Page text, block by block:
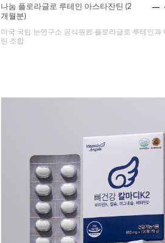
나눔 플로라글로 루테인 아스타잔틴 (2
개월분)
미국 국립 눈연구소 공식원료 플로라글로 루테인과
틴 조합